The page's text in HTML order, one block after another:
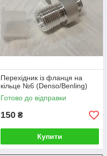
Перехідник із фланця на
кільце №6 (Denso/Benling)
Готово до відправки
150 ₴
Купити